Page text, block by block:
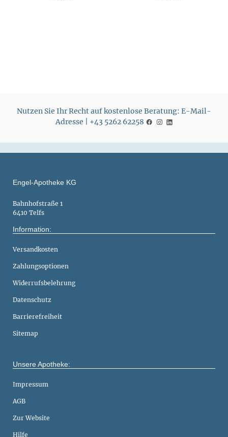
Nutzen Sie Ihr Recht auf kostenlose Beratung: E-Mail-
Adresse | +43 5262 62258
Engel-Apotheke KG
Bahnhofstraße 1
6410 Telfs
Information:
Versandkosten
Zahlungsoptionen
Widerrufsbelehrung
Datenschutz
Barrierefreiheit
Sitemap
Unsere Apotheke:
Impressum
AGB
Zur Website
Hilfe